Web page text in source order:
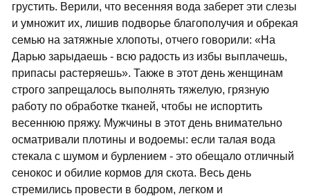
грустить. Верили, что весенняя вода заберет эти слезы
и умножит их, лишив подворье благополучия и обрекая
семью на затяжные хлопоты, отчего говорили: «На
Дарью зарыдаешь - всю радость из избы выплачешь,
припасы растеряешь». Также в этот день женщинам
строго запрещалось выполнять тяжелую, грязную
работу по обработке тканей, чтобы не испортить
весеннюю пряжу. Мужчины в этот день внимательно
осматривали плотины и водоемы: если талая вода
стекала с шумом и бурлением - это обещало отличный
сенокос и обилие кормов для скота. Весь день
стремились провести в бодром, легком и